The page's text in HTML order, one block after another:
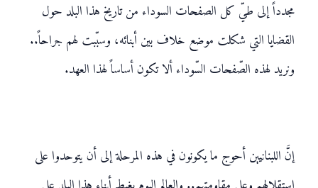
مجدداً إلى طيّ كل الصفحات السوداء من تاريخ هذا البلد حول
القضايا التي شكلت موضع خلاف بين أبنائه، وسبّبت لهم جراحاً..
ونريد لهذه الصّفحات السّوداء ألا تكون أساساً لهذا العهد.
إنَّ اللبنانيين أحوج ما يكونون في هذه المرحلة إلى أن يتوحدوا على